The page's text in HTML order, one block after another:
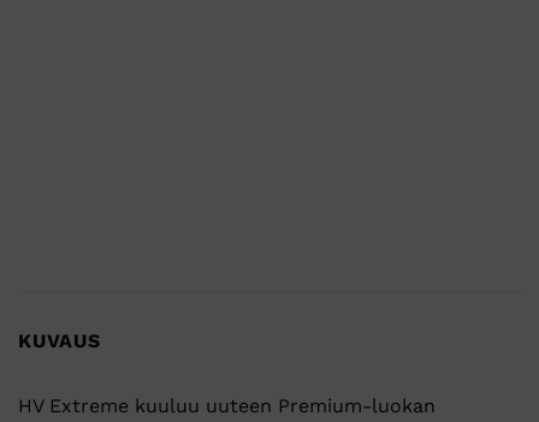
KUVAUS
HV Extreme kuuluu uuteen Premium-luokan